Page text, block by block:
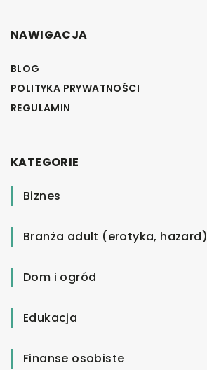
NAWIGACJA
BLOG
POLITYKA PRYWATNOŚCI
REGULAMIN
KATEGORIE
Biznes
Branża adult (erotyka, hazard)
Dom i ogród
Edukacja
Finanse osobiste